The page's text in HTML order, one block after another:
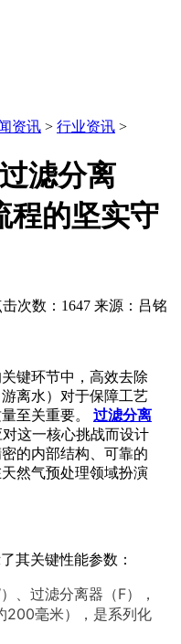
资讯 > 行业资讯 >
滤分离
程的坚实守
击次数：1647 来源：吕铭
键环节中，高效去除
离水）对于保障工艺
至关重要。 过滤分离
这一核心挑战而设计
的内部结构、可靠的
然气预处理领域扮演
其关键性能参数：
、过滤分离器（F），
200毫米），是系列化